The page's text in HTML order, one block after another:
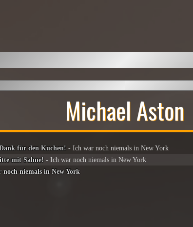
Michael Aston
für den Kuchen! - Ich war noch niemals in New York
mit Sahne! - Ich war noch niemals in New York
noch niemals in New York